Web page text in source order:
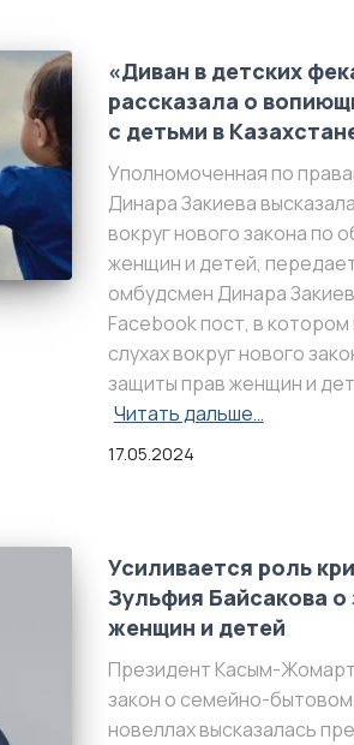
«Диван в детских
рассказала о
с детьми в
Уполномоченная по
Динара Закиева
вокруг нового закона по
женщин и детей,
омбудсмен Динара
Facebook пост, в
слухах вокруг нового
защиты прав женщин и
Читать дальше…
17.05.2024
Усиливается роль
Зульфия Байсакова о
женщин и детей
Президент Касым-
закон о семейно-бытовом
новеллах высказалась